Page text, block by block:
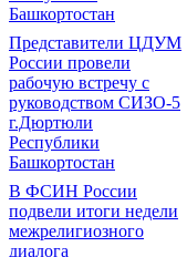
Башкортостан
Представители ЦДУМ
России провели
рабочую встречу с
руководством СИЗО-5
г.Дюртюли
Республики
Башкортостан
В ФСИН России
подвели итоги недели
межрелигиозного
диалога